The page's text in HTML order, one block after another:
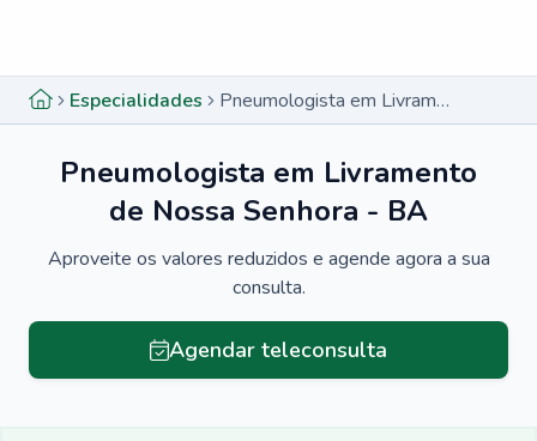
Especialidades Pneumologista em Livramento de Nossa Senhora - BA
Pneumologista em Livramento
de Nossa Senhora - BA
Aproveite os valores reduzidos e agende agora a sua
consulta.
Agendar teleconsulta